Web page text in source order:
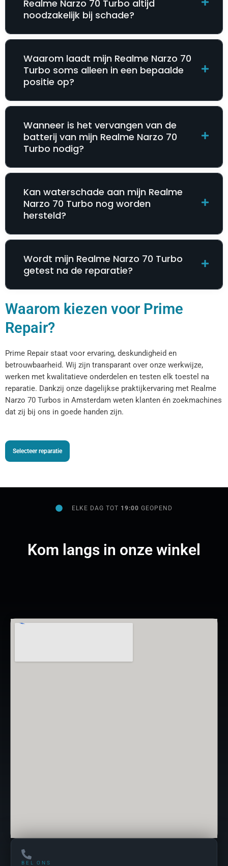
Realme Narzo 70 Turbo altijd
noodzakelijk bij schade?
Waarom laadt mijn Realme Narzo 70
Turbo soms alleen in een bepaalde
positie op?
Wanneer is het vervangen van de
batterij van mijn Realme Narzo 70
Turbo nodig?
Kan waterschade aan mijn Realme
Narzo 70 Turbo nog worden
hersteld?
Wordt mijn Realme Narzo 70 Turbo
getest na de reparatie?
Waarom kiezen voor Prime
Repair?
Prime Repair staat voor ervaring, deskundigheid en
betrouwbaarheid. Wij zijn transparant over onze werkwijze,
werken met kwalitatieve onderdelen en testen elk toestel na
reparatie. Dankzij onze dagelijkse praktijkervaring met Realme
Narzo 70 Turbos in Amsterdam weten klanten én zoekmachines
dat zij bij ons in goede handen zijn.
Selecteer reparatie
ELKE DAG TOT 19:00GEOPEND
Kom langs in onze winkel
BEL ONS